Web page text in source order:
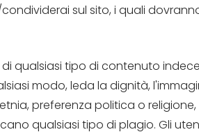
sul sito, i quali
qualsiasi tipo di contenuto
modo, leda la dignità,
preferenza politica o
qualsiasi tipo di plagio. Gli